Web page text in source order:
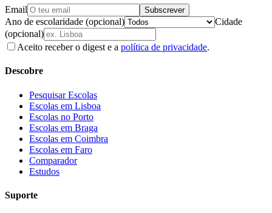
Email Subscrever
Ano de escolaridade (opcional)
Cidade
(opcional)
Aceito receber o digest e a política de privacidade.
Descobre
Pesquisar Escolas
Escolas em Lisboa
Escolas no Porto
Escolas em Braga
Escolas em Coimbra
Escolas em Faro
Comparador
Estudos
Suporte